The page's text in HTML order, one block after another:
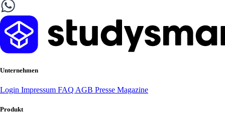
Unternehmen
Login Impressum FAQ AGB Presse Magazine
Produkt